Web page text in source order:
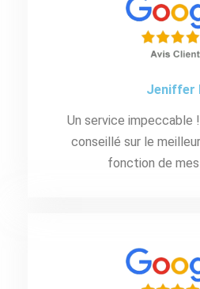
Jeniffer
Un service impeccable !
conseillé sur le
fonction de mes